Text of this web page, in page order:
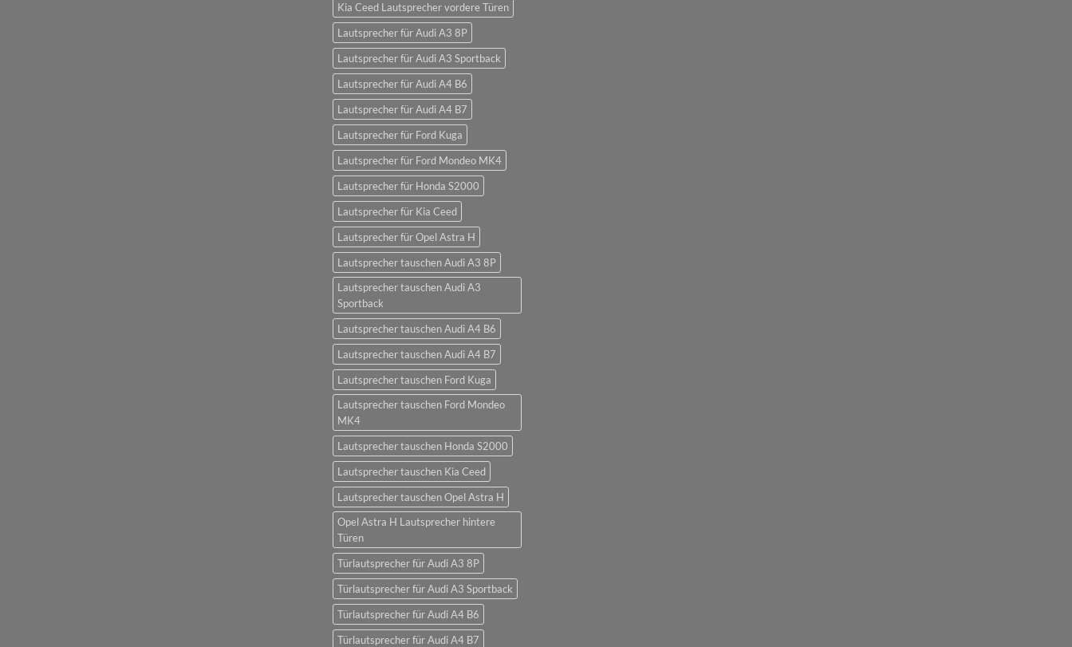
Kia Ceed Lautsprecher vordere Türen
Lautsprecher für Audi A3 8P
Lautsprecher für Audi A3 Sportback
Lautsprecher für Audi A4 B6
Lautsprecher für Audi A4 B7
Lautsprecher für Ford Kuga
Lautsprecher für Ford Mondeo MK4
Lautsprecher für Honda S2000
Lautsprecher für Kia Ceed
Lautsprecher für Opel Astra H
Lautsprecher tauschen Audi A3 8P
Lautsprecher tauschen Audi A3
Sportback
Lautsprecher tauschen Audi A4 B6
Lautsprecher tauschen Audi A4 B7
Lautsprecher tauschen Ford Kuga
Lautsprecher tauschen Ford Mondeo
MK4
Lautsprecher tauschen Honda S2000
Lautsprecher tauschen Kia Ceed
Lautsprecher tauschen Opel Astra H
Opel Astra H Lautsprecher hintere
Türen
Türlautsprecher für Audi A3 8P
Türlautsprecher für Audi A3 Sportback
Türlautsprecher für Audi A4 B6
Türlautsprecher für Audi A4 B7